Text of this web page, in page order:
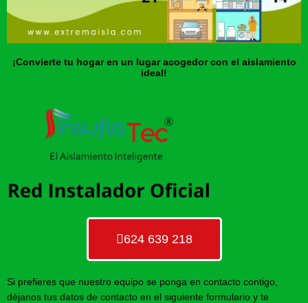
¡Convierte tu hogar en un lugar acogedor con el aislamiento
ideal!
624 639 218
Si prefieres que nuestro equipo se ponga en contacto contigo,
déjanos tus datos de contacto en el siguiente formulario y te